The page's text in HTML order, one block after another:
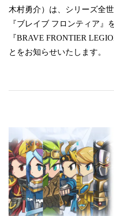
数
を
読
み
込
み
す
木村勇介）は、シリーズ全
『ブレイブ フロンティア』
『BRAVE FRONTIER
とをお知らせいたします。